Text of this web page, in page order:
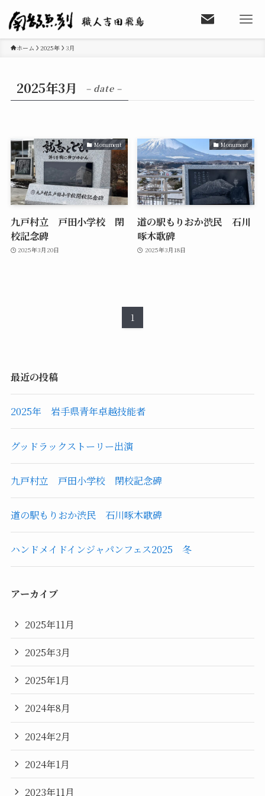
ホーム 2025年 3月
2025年3月 – date –
Monument
九戸村立 戸田小学校 閉
校記念碑
2025年3月20日
Monument
道の駅もりおか渋民 石川
啄木歌碑
2025年3月18日
1
最近の投稿
2025年 岩手県青年卓越技能者
グッドラックストーリー出演
九戸村立 戸田小学校 閉校記念碑
道の駅もりおか渋民 石川啄木歌碑
ハンドメイドインジャパンフェス2025 冬
アーカイブ
2025年11月
2025年3月
2025年1月
2024年8月
2024年2月
2024年1月
2023年11月